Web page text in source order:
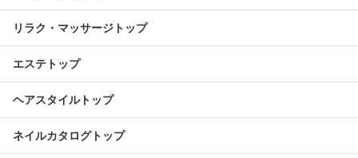
リラク・マッサージトップ
エステトップ
ヘアスタイルトップ
ネイルカタログトップ